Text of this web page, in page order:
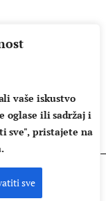
vaše iskustvo
oglase ili sadržaj i
sve", pristajete na
sve
KORIŠTENJA
reserved.